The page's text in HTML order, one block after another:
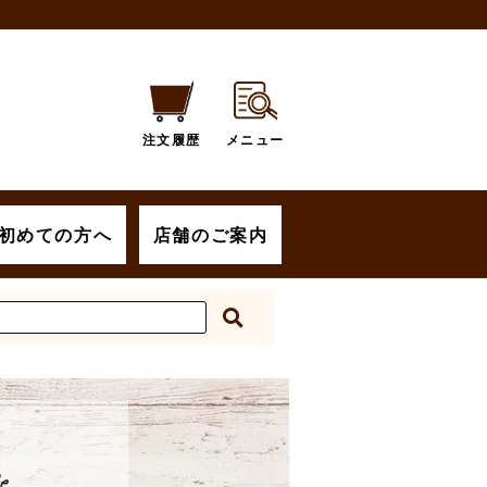
めての方へ 店舗のご案内
注文履歴 メニュー